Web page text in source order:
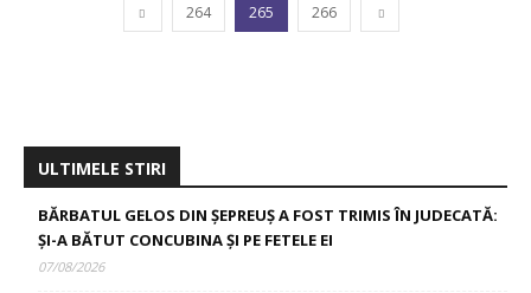
264 265 266
ULTIMELE STIRI
BĂRBATUL GELOS DIN ȘEPREUȘ A FOST TRIMIS ÎN JUDECATĂ:
ȘI-A BĂTUT CONCUBINA ȘI PE FETELE EI
07/08/2026